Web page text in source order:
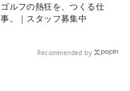
ゴルフの熱狂を、つくる仕
事。｜スタッフ募集中
Recommended by